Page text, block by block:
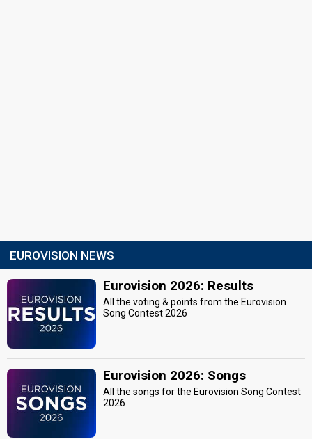
EUROVISION NEWS
Eurovision 2026: Results
All the voting & points from the Eurovision
Song Contest 2026
Eurovision 2026: Songs
All the songs for the Eurovision Song Contest
2026